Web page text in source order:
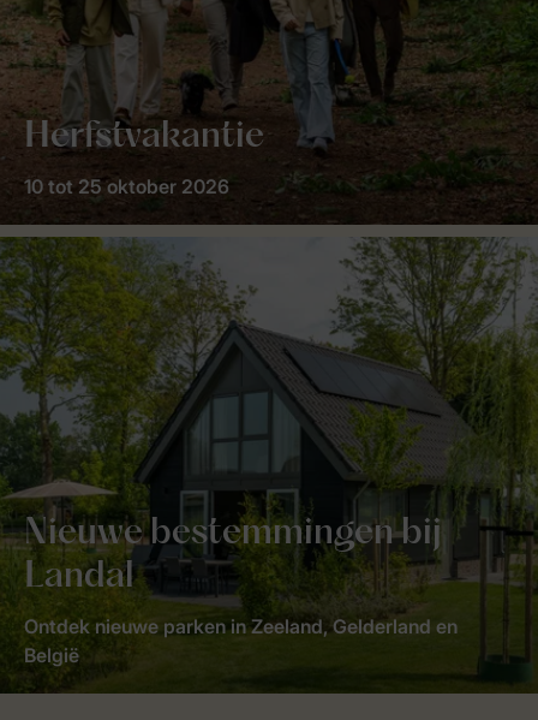
Herfstvakantie
10 tot 25 oktober 2026
Nieuwe bestemmingen bij
Landal
Ontdek nieuwe parken in Zeeland, Gelderland en
België